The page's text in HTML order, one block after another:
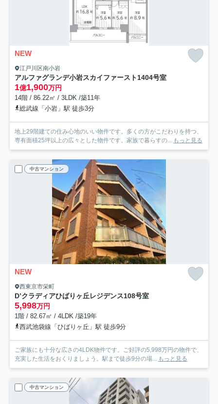
NEW
江戸川区南小岩
アルファグランデ小岩スカイファースト1404号室
1億1,900万円
14階 / 86.22㎡ / 3LDK /築11年
総武線「小岩」駅 徒歩3分
地上29階建ての住み心地のいい物件です。多くの方がこだわりを持つ、
専有面積25坪以上の広々とした物件です。家族で暮らすの...
もっと見る
中古マンション
NEW
西東京市栄町
D’クラディアひばりヶ丘レジデンス108号室
5,998万円
1階 / 82.67㎡ / 4LDK /築19年
西武池袋線「ひばりヶ丘」駅 徒歩9分
ご家族にも十分な広さの4LDK物件です。ご好評の5,998万円の物件で、
充実した生活をおくりましょう。駅まで徒歩9分の場...
もっと見る
中古マンション